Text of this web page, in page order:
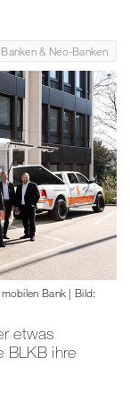
Banken & Neo-Banken
Bank | Bild:
etwas
BLKB ihre